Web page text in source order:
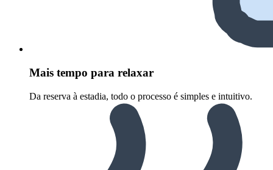
Mais tempo para relaxar
Da reserva à estadia, todo o processo é simples e intuitivo.